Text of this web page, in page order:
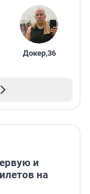
Докер,36
и
на